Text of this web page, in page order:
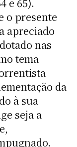
o presente
apreciado
nas
tema
da
à sua
seja a